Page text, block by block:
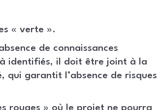
« verte ».
de connaissances
identifiés, il doit être joint à la
qui garantit l’absence de risques
rouges » où le projet ne pourra